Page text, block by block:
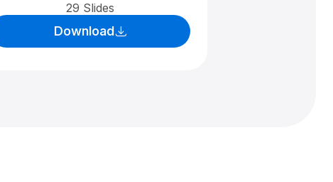
29 Slides
Download